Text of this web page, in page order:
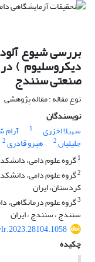
بررسی شیوع
دیکروسلیوم )
صنعتی سنندج
نوع مقاله : مقاله پژوهشی
نویسندگان
سهیلا اخزری
1 آرام
جلیلیان2 هیرو قادری2
1گروه علوم دامی،
2گروه علوم دامی،
کردستان، ایران
3گروه علوم درمانگاهی،
سنندج ، سنندج ، ایران
چکیده